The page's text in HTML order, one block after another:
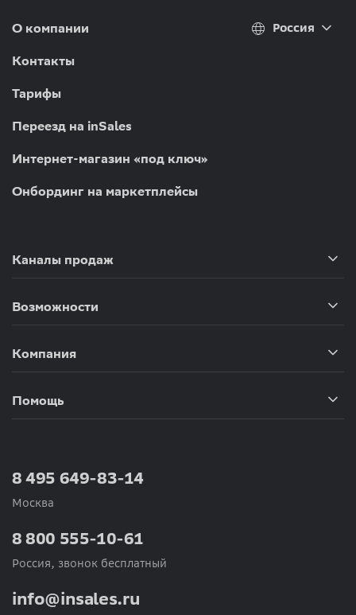
О компании
Контакты
Тарифы
Переезд на inSales
Интернет-магазин «под ключ»
Онбординг на маркетплейсы
Россия
Каналы продаж
Возможности
Компания
Помощь
8 495 649-83-14
Москва
info@insales.ru
8 800 555-10-61
Россия, звонок бесплатный